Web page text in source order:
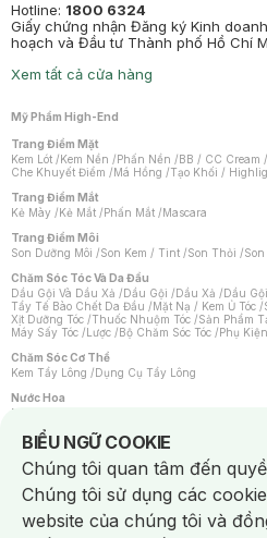
Hotline: 1800 6324
Giấy chứng nhận Đăng ký Kinh
hoạch và Đầu tư Thành phố Hồ Chí
Xem tất cả cửa hàng
Mỹ Phẩm High-End
Trang Điểm Mặt
Kem Lót /Kem Nền /Phấn Nền /BB / CC Cream /
Che Khuyết Điểm /Má Hồng /Tạo Khối /
Trang Điểm Mắt
Kẻ Mày /Kẻ Mắt /Phấn Mắt /Mascara
Trang Điểm Môi
Son Dưỡng Môi /Son Kem / Tint /Son Thỏi /
Chăm Sóc Tóc Và Da Đầu
Dầu Gội Và Dầu Xả /Dầu Gội /Dầu Xả /Dầu
Tẩy Tế Bào Chết Da Đầu /Mặt Nạ / Kem Ủ Tóc /
Xịt Dưỡng Tóc /Thuốc Nhuộm Tóc /Sản Phẩm
Máy Sấy Tóc /Lược /Bộ Chăm Sóc Tóc /Phụ
Chăm Sóc Cơ Thể
Kem Tẩy Lông /Dụng Cụ Tẩy Lông
Nước Hoa
Nước Hoa Nữ
Chăm Sóc Cá Nhân
Chống Muỗi /Khẩu Trang /Máy Massage/Mặt
Sản Phẩm Chăm Sóc Khác /Bàn Chải Đánh
Hỗ Trợ Trắng Răng/Kem Đánh Răng /Máy
Tăm / Chỉ Nha Khoa/ Xịt Thơm Miệng / Dung
Khăn Ướt Vệ Sinh Vùng Kín/Băng Vệ Sinh/
Máy Cạo Râu
BIỂU NGỮ COOKIE
Notice about cookies usage
Chúng tôi quan tâm đến
Chúng tôi sử dụng các
website của chúng tôi và